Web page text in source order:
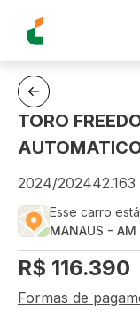
FIAT
TORO
2024/202442.163
Esse carro
MANAUS - AM
R$ 116.390
Formas de